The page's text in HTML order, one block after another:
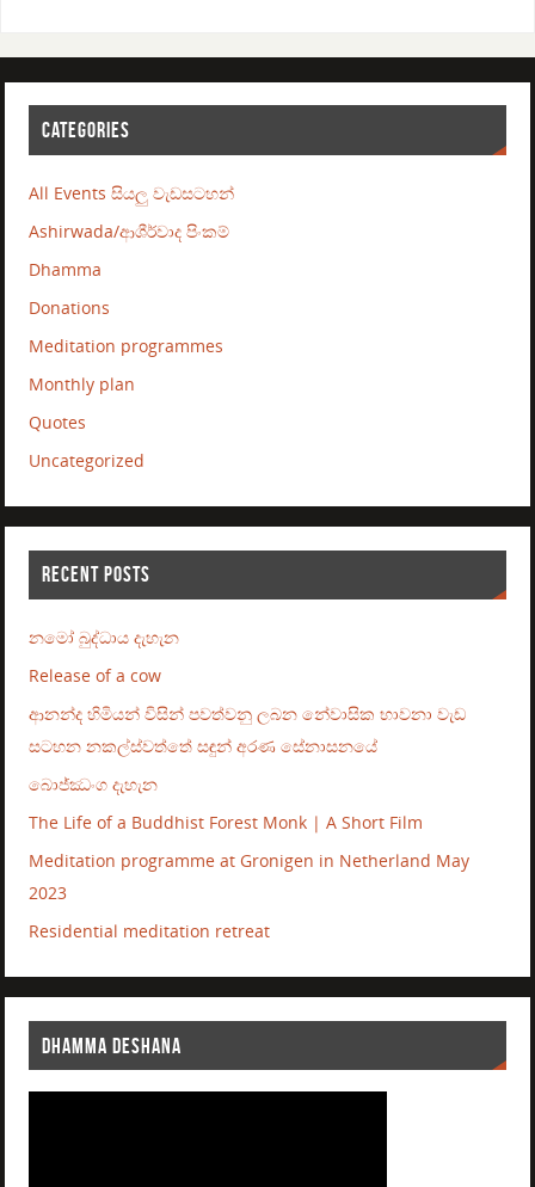
CATEGORIES
All Events සියලු වැඩසටහන්
Ashirwada/ආශීර්වාද පිංකම්
Dhamma
Donations
Meditation programmes
Monthly plan
Quotes
Uncategorized
RECENT POSTS
නමෝ බුද්ධාය දැහැන
Release of a cow
ආනන්ද හිමියන් විසින් පවත්වනු ලබන නේවාසික භාවනා වැඩ
සටහන නකල්ස්වත්තේ සඳුන් අරණ සේනාසනයේ
බොජ්ඣංග දැහැන
The Life of a Buddhist Forest Monk | A Short Film
Meditation programme at Gronigen in Netherland May
2023
Residential meditation retreat
DHAMMA DESHANA